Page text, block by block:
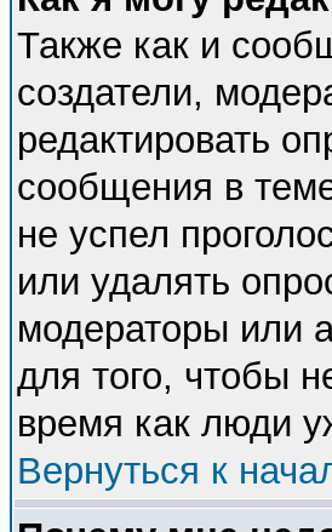
Также как и
создатели,
редактировать
сообщения в
не успел
или удалять
модераторы или
для того, чтобы
время как люди
Вернуться к